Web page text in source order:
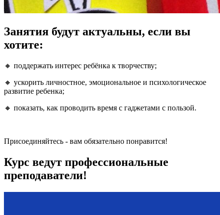
Занятия будут актуальны, если вы
хотите:
🔸 поддержать интерес ребёнка к творчеству;
🔸 ускорить личностное, эмоциональное и психологическое
развитие ребенка;
🔸 показать, как проводить время с гаджетами с пользой.
Присоединяйтесь - вам обязательно понравится!
Курс ведут профессиональные
преподаватели!